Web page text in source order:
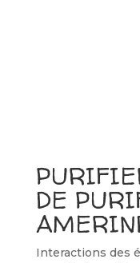
DE
Interactions des